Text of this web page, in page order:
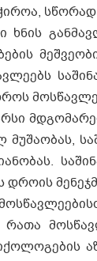
ხნის
მუშაობას,
რათა